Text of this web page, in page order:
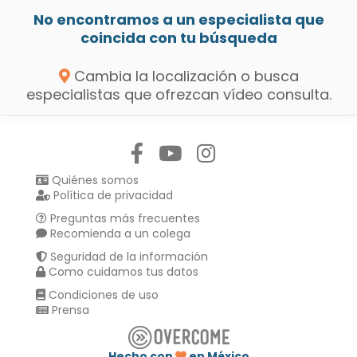
No encontramos a un especialista que
coincida con tu búsqueda
Cambia la localización o busca
especialistas que ofrezcan vídeo consulta.
Quiénes somos
Política de privacidad
Preguntas más frecuentes
Recomienda a un colega
Seguridad de la información
Como cuidamos tus datos
Condiciones de uso
Prensa